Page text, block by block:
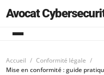
Avocat
Accueil
Conformité légale
Mise en conformité : guide